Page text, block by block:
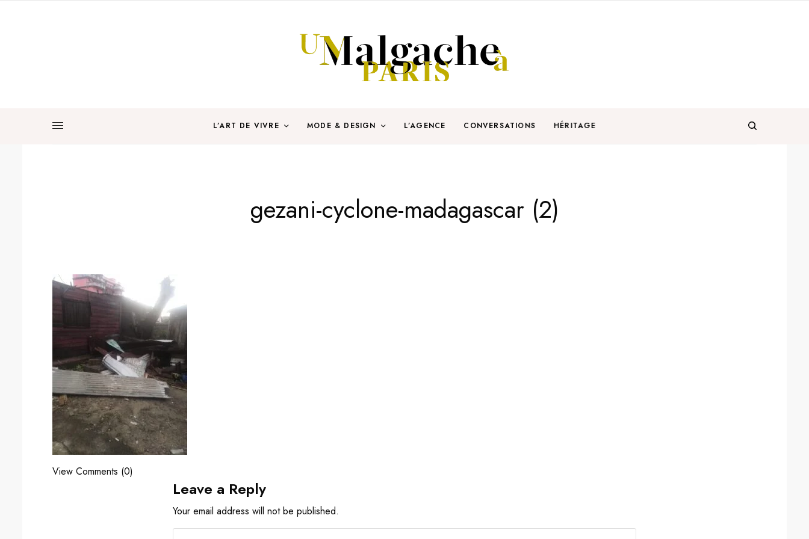
L’ART DE VIVRE MODE & DESIGN L’AGENCE CONVERSATIONS HÉRITAGE
gezani-cyclone-madagascar (2)
View Comments (0)
Leave a Reply
Your email address will not be published.